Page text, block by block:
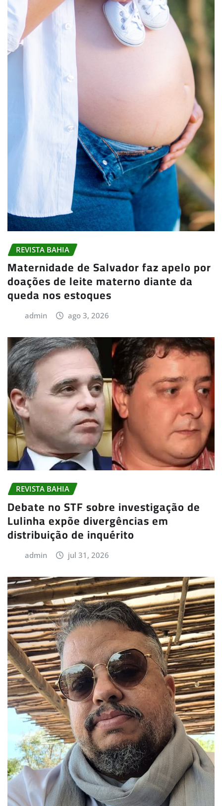
REVISTA BAHIA
Maternidade de Salvador faz apelo por
doações de leite materno diante da
queda nos estoques
admin ago 3, 2026
REVISTA BAHIA
Debate no STF sobre investigação de
Lulinha expõe divergências em
distribuição de inquérito
admin jul 31, 2026